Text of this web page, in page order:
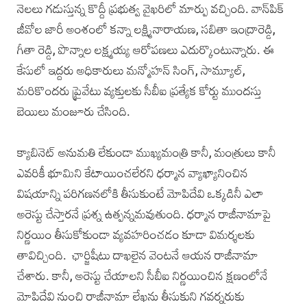
నెలలు గడుస్తున్న కొద్దీ ప్రభుత్వ వైఖరిలో మార్పు వచ్చింది. వాన్‌పిక్
జీవోల జారీ అంశంలో కన్నా లక్ష్మినారాయణ, సబితా ఇంద్రారెడ్డి,
గీతా రెడ్డి, పొన్నాల లక్ష్మయ్య ఆరోపణలు ఎదుర్కొంటున్నారు. ఈ
కేసులో ఇద్దరు అధికారులు మన్మోహన్ సింగ్, సామ్యూల్,
మరికొందరు ప్రైవేటు వ్యక్తులకు సీబీఐ ప్రత్యేక కోర్టు ముందస్తు
బెయిలు మంజూరు చేసింది.
క్యాబినెట్ అనుమతి లేకుండా ముఖ్యమంత్రి కానీ, మంత్రులు కానీ
ఎవరికీ భూమిని కేటాయించలేరని ధర్మాన వ్యాఖ్యానించిన
విషయాన్ని పరిగణనలోకి తీసుకుంటే మోపిదేవి ఒక్కడినీ ఎలా
అరెస్టు చేస్తారనే ప్రశ్న ఉత్పన్నమవుతుంది. ధర్మాన రాజీనామాపై
నిర్ణయిం తీసుకోకుండా వ్యవహరించడం కూడా విమర్శలకు
తావిచ్చింది. ఛార్జిషీటు దాఖలైన వెంటనే ఆయన రాజీనామా
చేశారు. కానీ, అరెస్టు చేయాలని సీబీఐ నిర్ణయించిన క్షణంలోనే
మోపిదేవి నుంచి రాజీనామా లేఖను తీసుకుని గవర్నరుకు